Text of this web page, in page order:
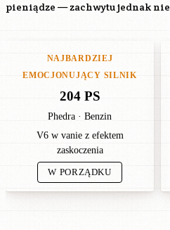
pieniądze — zachwytu jednak
NAJBARDZIEJ
EMOCJONUJĄCY SILNIK
204 PS
Phedra · Benzin
V6 w vanie z efektem
zaskoczenia
W PORZĄDKU